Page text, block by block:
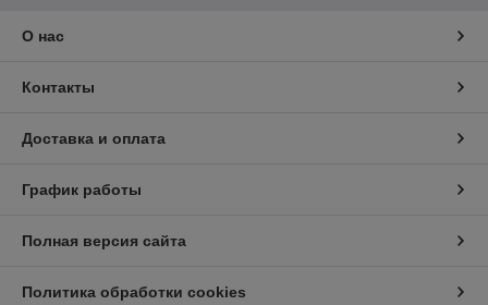
О нас
Контакты
Доставка и оплата
График работы
Полная версия сайта
Политика обработки cookies